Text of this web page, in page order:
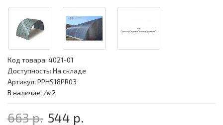
Код товара: 4021-01
Доступность: На складе
Артикул: PPHS18PR03
В наличие: /м2
663 р. 544 р.